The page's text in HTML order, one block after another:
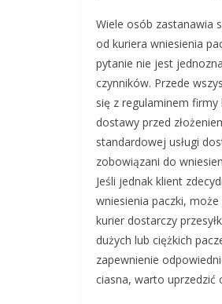
Wiele osób zastanawia
od kuriera wniesienia
pytanie nie jest
czynników. Przede
się z regulaminem
dostawy przed
standardowej usługi
zobowiązani do
Jeśli jednak klient
wniesienia paczki,
kurier dostarczy
dużych lub ciężkich
zapewnienie
ciasna, warto uprzedzić